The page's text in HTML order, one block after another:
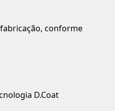
conforme
D.Coat